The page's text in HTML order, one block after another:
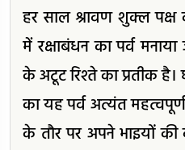
हर साल श्रावण शुक्ल पक्ष
में रक्षाबंधन का पर्व
के अटूट रिश्ते का प्रतीक है।
का यह पर्व अत्यंत
के तौर पर अपने भाइयों